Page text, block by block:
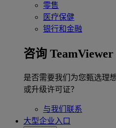
零售
医疗保健
银行和金融
咨询
是否需要我们为您甄选理
或升级许可证？
与我们联系
大型企业入口